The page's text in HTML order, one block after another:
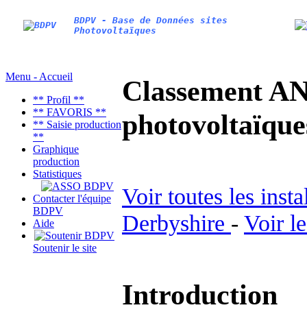
BDPV - Base de Données sites
Photovoltaïques
Menu - Accueil
** Profil **
** FAVORIS **
** Saisie production
**
Graphique
production
Statistiques
Contacter l'équipe
BDPV
Aide
Soutenir le site
Classement
Voir toutes les
Derbyshire - Voir
Introduction